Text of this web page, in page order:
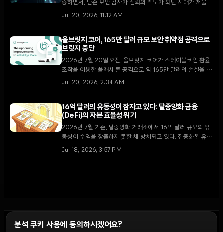
증하면서, 단순 보안 감사가 신뢰의 척도가 되던 시대가 저물고
있다. 기관 투자자들은 이제 정적인 PDF 보고서 대신 실시간
Jul 20, 2026, 11:12 AM
올브릿지 코어, 165만 달러 규모 보안 취약점 공격으로
브릿지 중단
2026년 7월 20일 오전, 올브릿지 코어가 스테이블코인 환율
조작을 이용한 플래시 론 공격으로 약 165만 달러의 손실을 입
고 프로토콜 운영을 일시 중단했다.
Jul 20, 2026, 2:34 AM
16억 달러의 유동성이 잠자고 있다: 탈중앙화 금융
(DeFi)의 자본 효율성 위기
2026년 7월 기준, 탈중앙화 거래소에서 16억 달러 규모의 유
동성이 수익을 창출하지 못한 채 방치되고 있다. 집중화된 유동
성 모델의 한계와 시장 변동성이 어떻게 자본의 효율성을 저해
Jul 18, 2026, 3:57 PM
분석 쿠키 사용에 동의하시겠어요?